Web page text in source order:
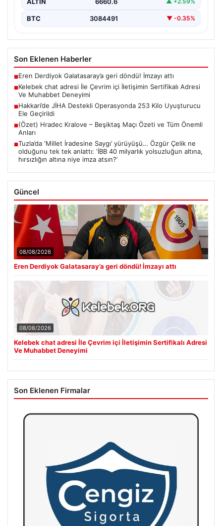
BTC 3084491 ▼ -0.35%
Son Eklenen Haberler
■Eren Derdiyok Galatasaray’a geri döndü! İmzayı attı
■Kelebek chat adresi İle Çevrim içi İletişimin Sertifikalı Adresi
Ve Muhabbet Deneyimi
■Hakkari’de JİHA Destekli Operasyonda 253 Kilo Uyuşturucu
Ele Geçirildi
■(Özet) Hradec Kralove – Beşiktaş Maçı Özeti ve Tüm Önemli
Anları
■Tuzla’da ‘Millet İradesine Saygı’ yürüyüşü… Özgür Çelik ne
olduğunu tek tek anlattı: ‘İBB 40 milyarlık yolsuzluğun altına,
hırsızlığın altına niye imza atsın?’
Güncel
08/08/2026
Eren Derdiyok Galatasaray’a geri döndü! İmzayı attı
08/08/2026
Kelebek chat adresi İle Çevrim içi İletişimin Sertifikalı Adresi
Ve Muhabbet Deneyimi
Son Eklenen Firmalar